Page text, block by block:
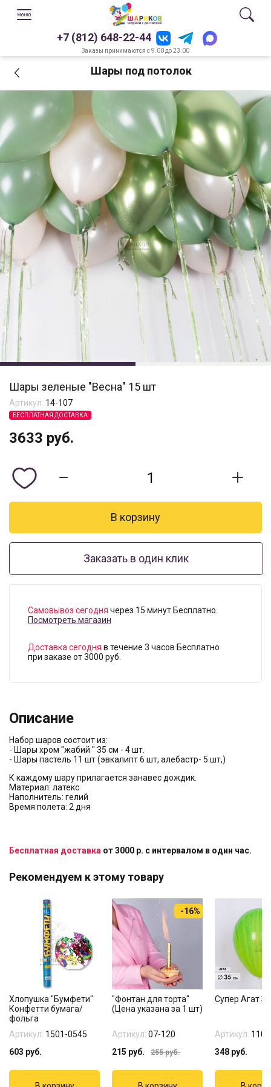
+7 (812) 648-22-44
Заказы принимаются с 9.00 до 23.00
Шары под потолок
Шары зеленые "Весна" 15 шт
Артикул: 14-107
БЕСПЛАТНАЯ ДОСТАВКА
3633 руб.
Заказать в один клик
Самовывоз сегодня через 15 минут Бесплатно.
Посмотреть магазин
Доставка сегодня в течение 3 часов Бесплатно
при заказе от 3000 руб.
Описание
Набор шаров состоит из:
- Шары хром "жабий " 35 см - 4 шт.
- Шары пастель 11 шт (эвкалипт 6 шт, алебастр- 5 шт,)
К каждому шару прилагается занавес дождик.
Материал: латекс
Наполнитель: гелий
Время полета: 2 дня
Бесплатная доставка от 3000 р. с интервалом в один час.
Рекомендуем к этому товару
Хлопушка "Бумфети"
Конфетти бумага/
фольга
Артикул: 1501-0545
603 руб.
-16%
"Фонтан для торта"
(Цена указана за 1 шт)
Артикул: 07-120
215 руб. 255руб.
Супер Агат
Артикул:
348 руб.